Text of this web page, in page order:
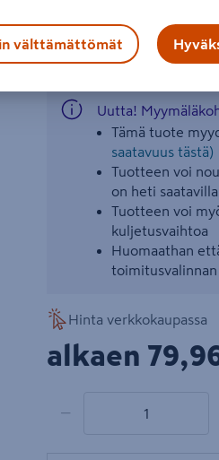
Lue koko tuotekuvaus
Uutta!
Tämä tuote
saatavuus tästä)
Tuotteen voi
on heti saatavilla
Tuotteen voi
kuljetusvaihtoa
Huomaathan
toimitusvalinnan
Hinta verkkokaupassa
alkaen
−
välttämättömät